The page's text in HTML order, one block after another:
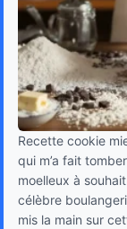
Recette cookie
qui m’a fait
moelleux à
célèbre
mis la main sur